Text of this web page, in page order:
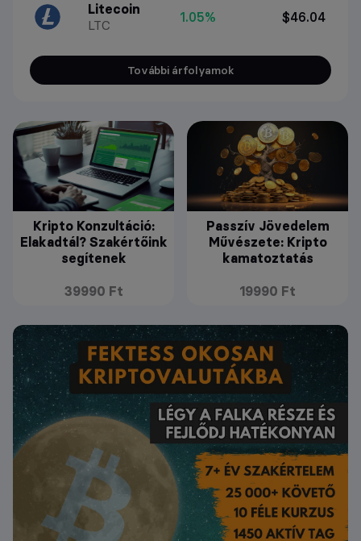
Litecoin
LTC
1.05% $46.04
További árfolyamok
Kripto Konzultáció:
Elakadtál? Szakértőink
segítenek
39990 Ft
Passzív Jövedelem
Művészete: Kripto
kamatoztatás
19990 Ft